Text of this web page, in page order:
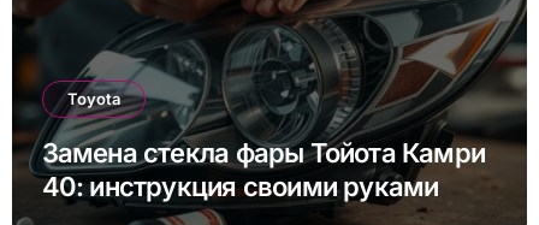
Toyota
Замена стекла фары Тойота Камри
40: инструкция своими руками